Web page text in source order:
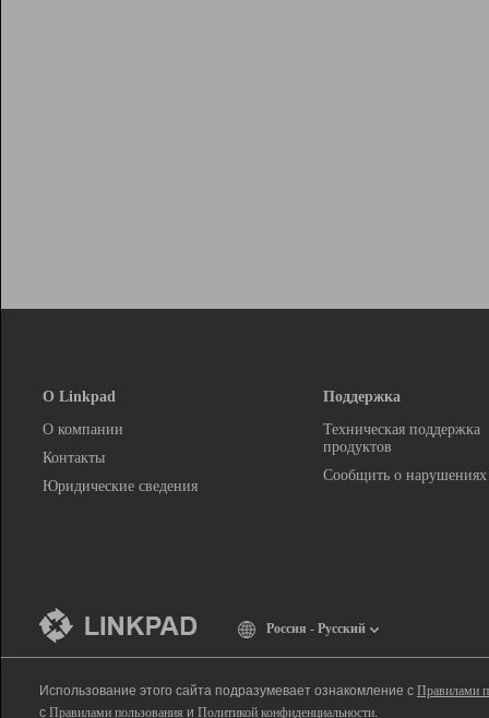
О Linkpad
О компании
Контакты
Юридические сведения
Поддержка
Техническая поддержка
продуктов
Сообщить о нарушениях
Россия - Русский
Использование этого сайта подразумевает ознакомление с Правилами
с Правилами пользования и Политикой конфиденциальности.